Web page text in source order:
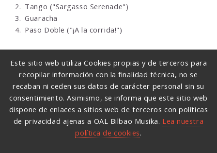
Tango ("Sargasso Serenade")
Guaracha
Paso Doble ("¡A la corrida!")
(+34)
944 164 785
BILBAOBANDA@BILBAOMUSIKA.EUS
Este sitio web utiliza Cookies propias y de terceros para
recopilar información con la finalidad técnica, no se
recaban ni ceden sus datos de carácter personal sin su
consentimiento. Asimismo, se informa que este sitio web
dispone de enlaces a sitios web de terceros con políticas
de privacidad ajenas a OAL Bilbao Musika. Lea nuestra
política de cookies.